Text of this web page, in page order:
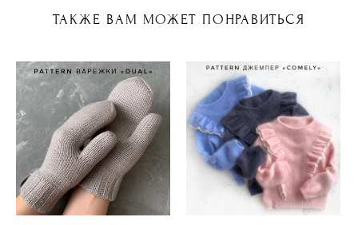
ТАКЖЕ ВАМ МОЖЕТ ПОНРАВИТЬСЯ